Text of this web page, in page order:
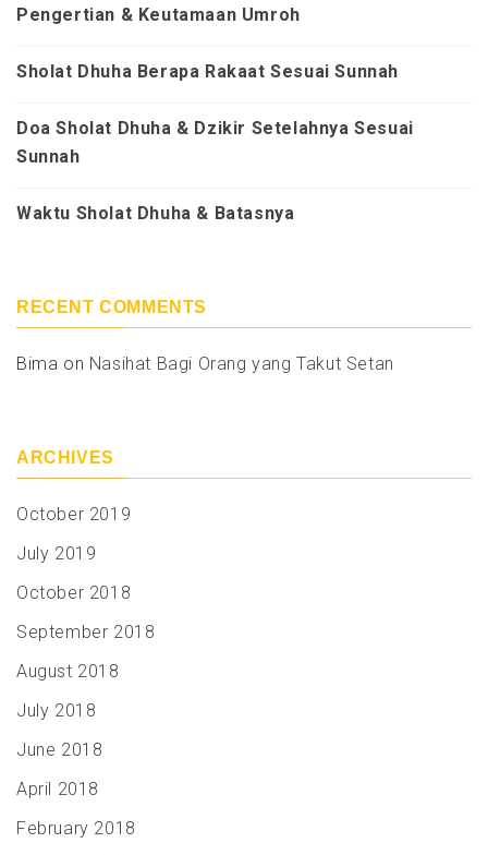
Pengertian & Keutamaan Umroh
Sholat Dhuha Berapa Rakaat Sesuai Sunnah
Doa Sholat Dhuha & Dzikir Setelahnya Sesuai
Sunnah
Waktu Sholat Dhuha & Batasnya
RECENT COMMENTS
Bima on Nasihat Bagi Orang yang Takut Setan
ARCHIVES
October 2019
July 2019
October 2018
September 2018
August 2018
July 2018
June 2018
April 2018
February 2018